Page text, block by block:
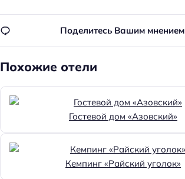
Поделитесь Вашим мнением
Похожие отели
Гостевой дом «Азовский»
Кемпинг «Райский уголок»